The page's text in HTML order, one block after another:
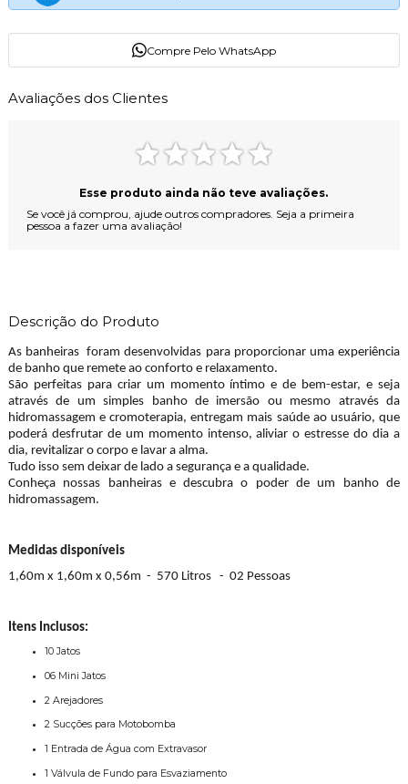
Compre Pelo WhatsApp
Avaliações dos Clientes
Esse produto ainda não teve avaliações.
Se você já comprou, ajude outros compradores. Seja a primeira
pessoa a fazer uma avaliação!
Descrição do Produto
As banheiras foram desenvolvidas para proporcionar uma experiência
de banho que remete ao conforto e relaxamento.
São perfeitas para criar um momento íntimo e de bem-estar, e seja
através de um simples banho de imersão ou mesmo através da
hidromassagem e cromoterapia, entregam mais saúde ao usuário, que
poderá desfrutar de um momento intenso, aliviar o estresse do dia a
dia, revitalizar o corpo e lavar a alma.
Tudo isso sem deixar de lado a segurança e a qualidade.
Conheça nossas banheiras e descubra o poder de um banho de
hidromassagem.
Medidas disponíveis
1,60m x 1,60m x 0,56m - 570 Litros - 02 Pessoas
Itens Inclusos:
10 Jatos
06 Mini Jatos
2 Arejadores
2 Sucções para Motobomba
1 Entrada de Água com Extravasor
1 Válvula de Fundo para Esvaziamento